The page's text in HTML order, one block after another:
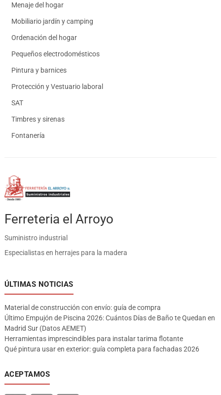
Menaje del hogar
Mobiliario jardín y camping
Ordenación del hogar
Pequeños electrodomésticos
Pintura y barnices
Protección y Vestuario laboral
SAT
Timbres y sirenas
Fontanería
Ferreteria el Arroyo
Suministro industrial
Especialistas en herrajes para la madera
ÚLTIMAS NOTICIAS
Material de construcción con envío: guía de compra
Último Empujón de Piscina 2026: Cuántos Días de Baño te Quedan en
Madrid Sur (Datos AEMET)
Herramientas imprescindibles para instalar tarima flotante
Qué pintura usar en exterior: guía completa para fachadas 2026
ACEPTAMOS